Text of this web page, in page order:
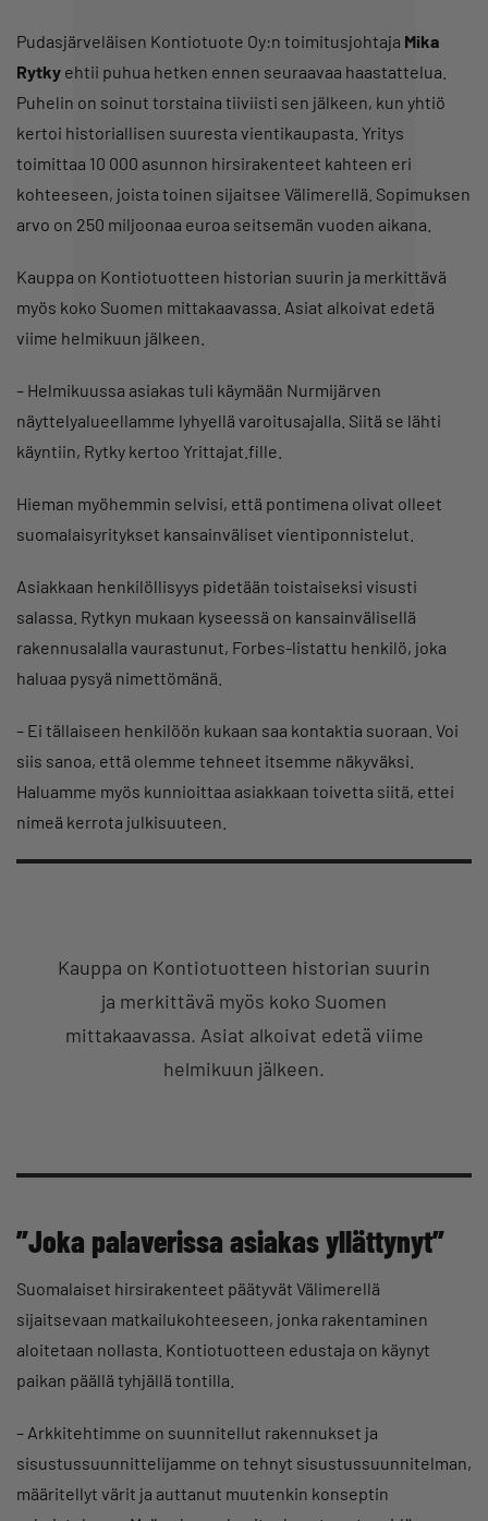
Pudasjärveläisen Kontiotuote Oy:n toimitusjohtaja Mika
Rytky ehtii puhua hetken ennen seuraavaa haastattelua.
Puhelin on soinut torstaina tiiviisti sen jälkeen, kun yhtiö
kertoi historiallisen suuresta vientikaupasta. Yritys
toimittaa 10 000 asunnon hirsirakenteet kahteen eri
kohteeseen, joista toinen sijaitsee Välimerellä. Sopimuksen
arvo on 250 miljoonaa euroa seitsemän vuoden aikana.
Kauppa on Kontiotuotteen historian suurin ja merkittävä
myös koko Suomen mittakaavassa. Asiat alkoivat edetä
viime helmikuun jälkeen.
– Helmikuussa asiakas tuli käymään Nurmijärven
näyttelyalueellamme lyhyellä varoitusajalla. Siitä se lähti
käyntiin, Rytky kertoo Yrittajat.fille.
Hieman myöhemmin selvisi, että pontimena olivat olleet
suomalaisyritykset kansainväliset vientiponnistelut.
Asiakkaan henkilöllisyys pidetään toistaiseksi visusti
salassa. Rytkyn mukaan kyseessä on kansainvälisellä
rakennusalalla vaurastunut, Forbes-listattu henkilö, joka
haluaa pysyä nimettömänä.
– Ei tällaiseen henkilöön kukaan saa kontaktia suoraan. Voi
siis sanoa, että olemme tehneet itsemme näkyväksi.
Haluamme myös kunnioittaa asiakkaan toivetta siitä, ettei
nimeä kerrota julkisuuteen.
Kauppa on Kontiotuotteen historian suurin
ja merkittävä myös koko Suomen
mittakaavassa. Asiat alkoivat edetä viime
helmikuun jälkeen.
”Joka palaverissa asiakas yllättynyt”
Suomalaiset hirsirakenteet päätyvät Välimerellä
sijaitsevaan matkailukohteeseen, jonka rakentaminen
aloitetaan nollasta. Kontiotuotteen edustaja on käynyt
paikan päällä tyhjällä tontilla.
– Arkkitehtimme on suunnitellut rakennukset ja
sisustussuunnittelijamme on tehnyt sisustussuunnitelman,
määritellyt värit ja auttanut muutenkin konseptin